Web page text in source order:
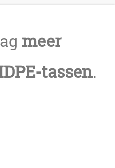
meer
tassen.